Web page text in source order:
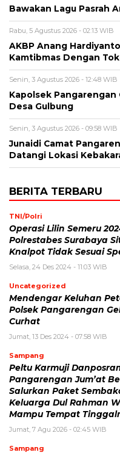
Bawakan Lagu Pasrah
Rabu, 5 Agustus 2026 - 02:13 WIB
AKBP Anang
Kamtibmas Dengan
Senin, 3 Agustus 2026 - 12:48 WIB
Kapolsek Pangarengan
Desa Gulbung
Senin, 3 Agustus 2026 - 09:58 WIB
Junaidi Camat
Datangi Lokasi
BERITA TERBARU
TNI/Polri
Operasi Lilin Semeru
Polrestabes Surabaya
Knalpot Tidak Sesuai
Selasa, 24 Des 2024 - 11:03 WIB
Uncategorized
Mendengar Keluhan
Polsek Pangarengan
Curhat
Jumat, 13 Des 2024 - 07:58 WIB
Sampang
Peltu Karmuji
Pangarengan Jum’at
Salurkan Paket
Keluarga Dul Rahman
Mampu Tempat
Jumat, 7 Agu 2026 - 02:45 WIB
Sampang